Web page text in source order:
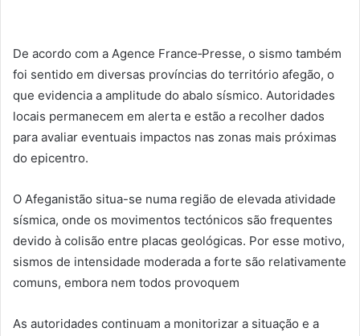
De acordo com a Agence France‑Presse, o sismo também
foi sentido em diversas províncias do território afegão, o
que evidencia a amplitude do abalo sísmico. Autoridades
locais permanecem em alerta e estão a recolher dados
para avaliar eventuais impactos nas zonas mais próximas
do epicentro.
O Afeganistão situa-se numa região de elevada atividade
sísmica, onde os movimentos tectónicos são frequentes
devido à colisão entre placas geológicas. Por esse motivo,
sismos de intensidade moderada a forte são relativamente
comuns, embora nem todos provoquem
As autoridades continuam a monitorizar a situação e a